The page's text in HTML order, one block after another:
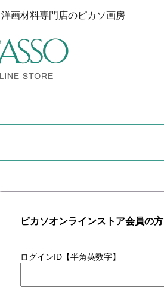
画材料専門店のピカソ画房
ピカソオンラインストア会員の方
ログインID【半角英数字】